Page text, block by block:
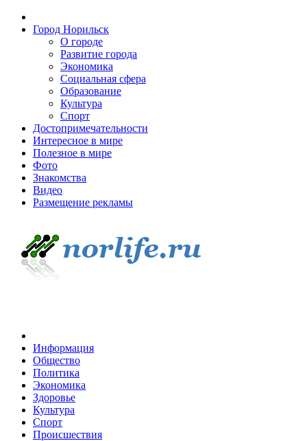
Город Норильск
О городе
Развитие города
Экономика
Социальная сфера
Образование
Культура
Спорт
Достопримечательности
Интересное в мире
Полезное в мире
Фото
Знакомства
Видео
Размещение рекламы
Информация
Общество
Политика
Экономика
Здоровье
Культура
Спорт
Происшествия